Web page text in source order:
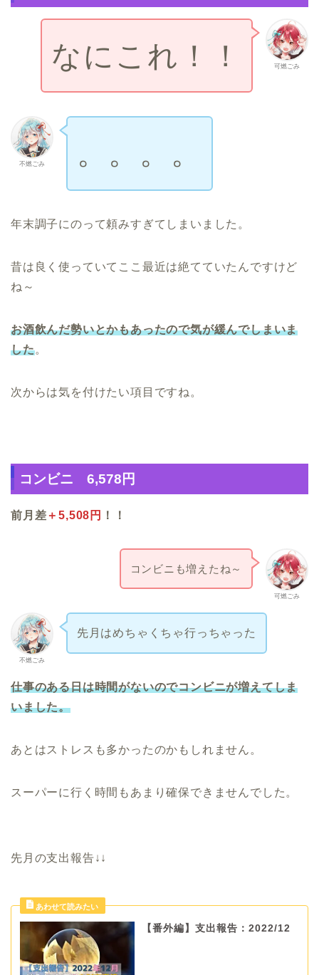
可燃ごみ
なにこれ！！
不燃ごみ 。。。。
年末調子にのって頼みすぎてしまいました。
昔は良く使っていてここ最近は絶てていたんですけど
ね～
お酒飲んだ勢いとかもあったので気が緩んでしまいま
した。
次からは気を付けたい項目ですね。
コンビニ 6,578円
前月差 ＋5,508円 ！！
可燃ごみ
コンビニも増えたね～
不燃ごみ
先月はめちゃくちゃ行っちゃった
仕事のある日は時間がないのでコンビニが増えてしま
いました。
あとはストレスも多かったのかもしれません。
スーパーに行く時間もあまり確保できませんでした。
先月の支出報告↓↓
【番外編】支出報告：2022/12